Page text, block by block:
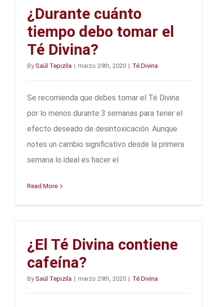
¿Durante cuánto
tiempo debo tomar el
Té Divina?
BySaúl Tepizila | marzo 29th, 2020 | Té Divina
Se recomienda que debes tomar el Té Divina
por lo menos durante 3 semanas para tener el
efecto deseado de desintoxicación. Aunque
notes un cambio significativo desde la primera
semana lo ideal es hacer el
Read More
¿El Té Divina contiene
cafeína?
BySaúl Tepizila | marzo 29th, 2020 | Té Divina